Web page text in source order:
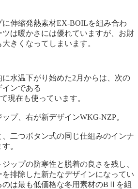
に伸縮発熱素材EX-BOILを組み合わ
は暖かさには優れていますが、お財
きくなってしまいます。
水温下がり始めた2月からは、次の
ンである
現在も使っています。
プ、右が新デザインWKG-NZP。
二つボタン式の同じ仕組みのインナ
。
ップの防寒性と脱着の良さを残し、
を排除した新たなデザインになってい
のは最も低価格な冬用素材のBⅡを組